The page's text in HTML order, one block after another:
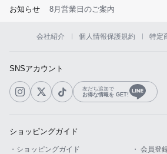
お知らせ 8月営業日のご案内
会社紹介 個人情報保護規約 特定
SNSアカウント
友だち追加で
お得な情報を GET!
ショッピングガイド
・ショッピングガイド ・ 会員登